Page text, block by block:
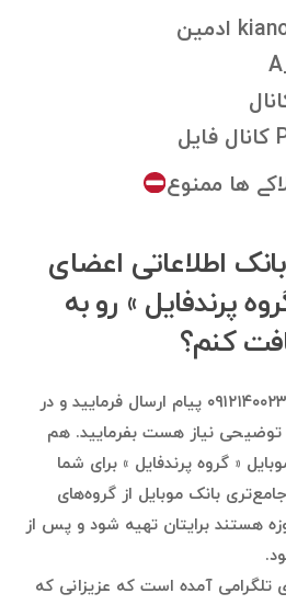
ها ممنوع
اطلاعاتی اعضای
پرندفایل » رو به
کنم؟
لطفا در تلگرام به شماره ۰۹۱۲۱۴۰۰۲۳۷ پیام ارسال فرمایید و در
نیاز هست بفرمایید. هم
‌« گروه پرندفایل » برای شما
بانک موبایل از گروه‌های
هستند برایتان تهیه شود و پس از
تلگرامی آمده است که عزیزانی که